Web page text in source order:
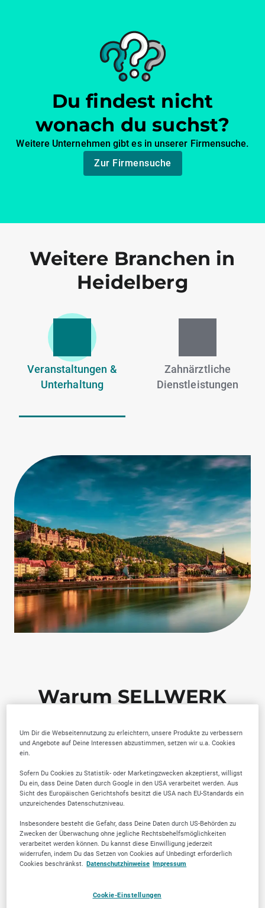
Du findest nicht
wonach du suchst?
Weitere Unternehmen gibt es in unserer Firmensuche.
Zur Firmensuche
Weitere Branchen in
Heidelberg
Veranstaltungen &
Unterhaltung
Zahnärztliche
Dienstleistungen
Warum SELLWERK
Von der Community
geprüfte Anbieter
Lokale Marktkenntnis
Um Dir die Webseitennutzung zu erleichtern, unsere Produkte zu verbessern
und Angebote auf Deine Interessen abzustimmen, setzen wir u.a. Cookies
ein.
Sofern Du Cookies zu Statistik- oder Marketingzwecken akzeptierst, willigst
Du ein, dass Deine Daten durch Google in den USA verarbeitet werden. Aus
Sicht des Europäischen Gerichtshofs besitzt die USA nach EU-Standards ein
unzureichendes Datenschutzniveau.
Insbesondere besteht die Gefahr, dass Deine Daten durch US-Behörden zu
Zwecken der Überwachung ohne jegliche Rechtsbehelfsmöglichkeiten
verarbeitet werden können. Du kannst diese Einwilligung jederzeit
widerrufen, indem Du das Setzen von Cookies auf Unbedingt erforderlich
Cookies beschränkst. Datenschutzhinweise Impressum
Cookie-Einstellungen